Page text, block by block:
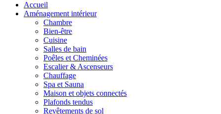
Accueil
Aménagement intérieur
Chambre
Bien-être
Cuisine
Salles de bain
Poêles et Cheminées
Escalier & Ascenseurs
Chauffage
Spa et Sauna
Maison et objets connectés
Plafonds tendus
Revêtements de sol